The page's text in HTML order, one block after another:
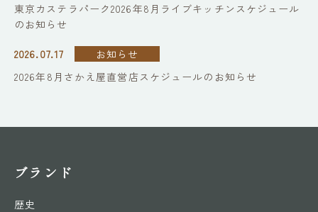
東京カステラパーク2026年8月ライブキッチンスケジュール
のお知らせ
2026.07.17
お知らせ
2026年8月さかえ屋直営店スケジュールのお知らせ
ブランド
歴史